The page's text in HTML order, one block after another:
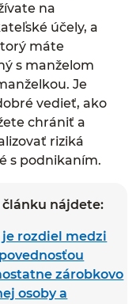
na
účely, a
máte
s manželom
Je
vedieť, ako
chrániť a
riziká
s podnikaním.
nájdete:
je rozdiel medzi
zárobkovo
osoby a